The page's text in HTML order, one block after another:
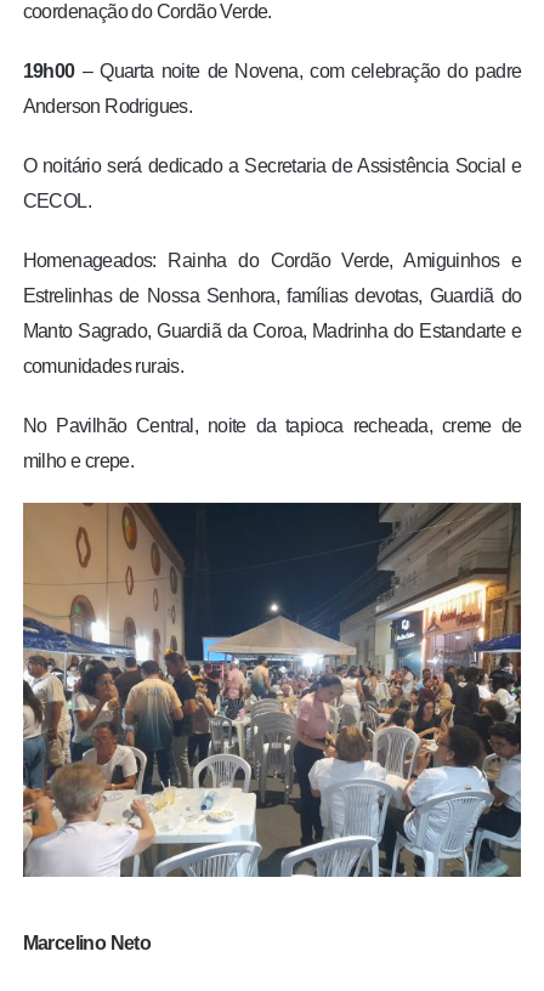
coordenação do Cordão Verde.
19h00– Quarta noite de Novena, com celebração do padre
Anderson Rodrigues.
O noitário será dedicado a Secretaria de Assistência Social e
CECOL.
Homenageados: Rainha do Cordão Verde, Amiguinhos e
Estrelinhas de Nossa Senhora, famílias devotas, Guardiã do
Manto Sagrado, Guardiã da Coroa, Madrinha do Estandarte e
comunidades rurais.
No Pavilhão Central, noite da tapioca recheada, creme de
milho e crepe.
Marcelino Neto